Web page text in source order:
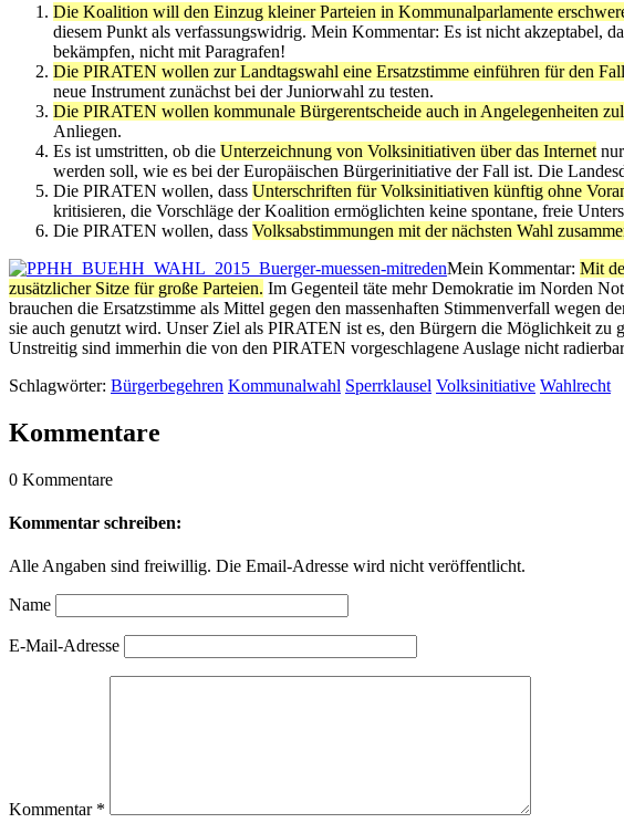
Die Koalition will den Einzug kleiner Parteien in Kommunalparlamente
diesem Punkt als verfassungswidrig. Mein Kommentar: Es ist nicht akzeptabel,
bekämpfen, nicht mit Paragrafen!
Die PIRATEN wollen zur Landtagswahl eine Ersatzstimme einführen für den
neue Instrument zunächst bei der Juniorwahl zu testen.
Die PIRATEN wollen kommunale Bürgerentscheide auch in Angelegenheiten
Anliegen.
Es ist umstritten, ob die Unterzeichnung von Volksinitiativen über das Internet
werden soll, wie es bei der Europäischen Bürgerinitiative der Fall ist. Die
Die PIRATEN wollen, dass Unterschriften für Volksinitiativen künftig ohne
kritisieren, die Vorschläge der Koalition ermöglichten keine spontane, freie
Die PIRATEN wollen, dass Volksabstimmungen mit der nächsten Wahl
Mein Kommentar: Mit
zusätzlicher Sitze für große Parteien. Im Gegenteil täte mehr Demokratie im Norden
brauchen die Ersatzstimme als Mittel gegen den massenhaften Stimmenverfall wegen
sie auch genutzt wird. Unser Ziel als PIRATEN ist es, den Bürgern die Möglichkeit zu
Unstreitig sind immerhin die von den PIRATEN vorgeschlagene Auslage nicht
Schlagwörter: Bürgerbegehren Kommunalwahl Sperrklausel Volksinitiative Wahlrecht
Kommentare
0 Kommentare
Kommentar schreiben:
Alle Angaben sind freiwillig. Die Email-Adresse wird nicht veröffentlicht.
Name
E-Mail-Adresse
Kommentar *